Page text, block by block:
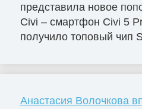
представила новое
Civi – смартфон Civi 5
получило топовый чип
Анастасия Волочкова